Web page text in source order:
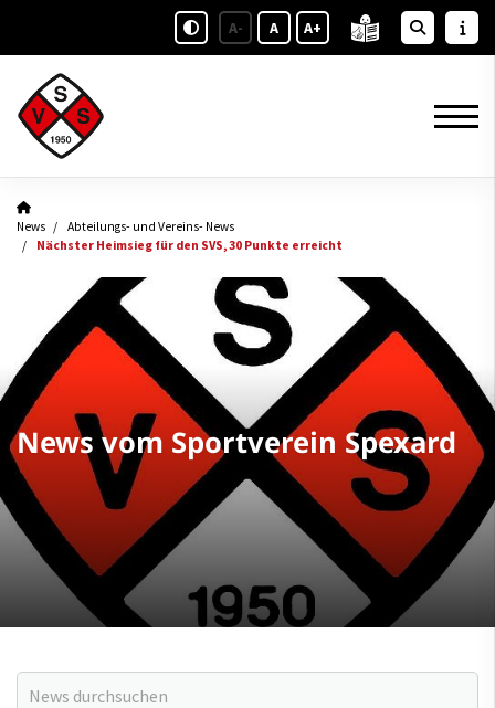
A- A A+
News
Abteilungs- und Vereins- News
Nächster Heimsieg für den SVS, 30 Punkte erreicht
News vom Sportverein Spexard